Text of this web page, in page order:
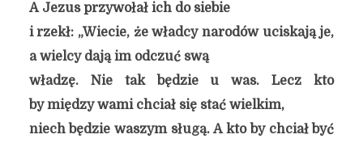
A Jezus przywołał ich do siebie
i rzekł: „Wiecie, że władcy narodów uciskają je,
a wielcy dają im odczuć swą
władzę. Nie tak będzie u was. Lecz kto
by między wami chciał się stać wielkim,
niech będzie waszym sługą. A kto by chciał być